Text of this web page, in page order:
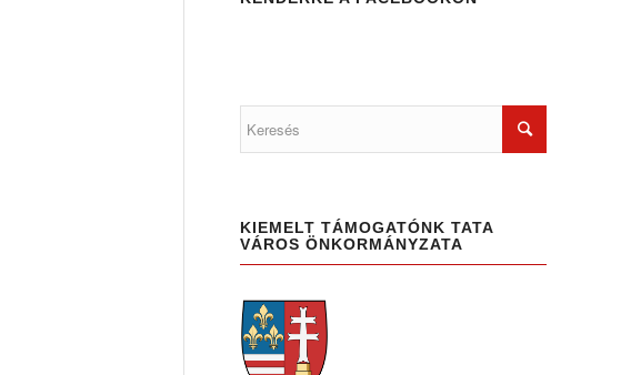
KIEMELT TÁMOGATÓNK TATA
VÁROS ÖNKORMÁNYZATA